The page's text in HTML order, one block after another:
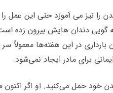
نیز می آموزد حتی این عمل
که گویی دندان هایش بیرون
بارداری در این هفته‌ها
برای مادر ایجاد نمی‌شود.
را در بدن خود حمل می‌کنید. او